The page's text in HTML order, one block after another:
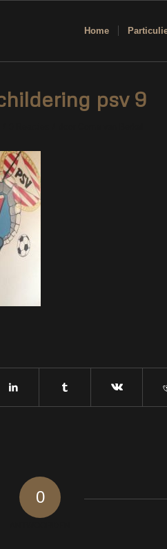
Home
psv 9
0